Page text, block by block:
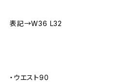
表記→W36 L32
・ウエスト90